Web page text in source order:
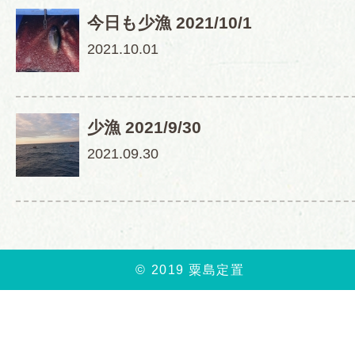
今日も少漁 2021/10/1
2021.10.01
少漁 2021/9/30
2021.09.30
© 2019 粟島定置